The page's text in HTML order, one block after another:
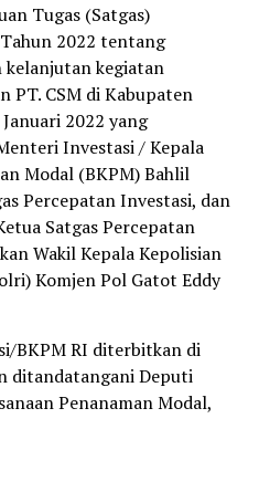
Tugas (Satgas)
2022 tentang
kelanjutan kegiatan
PT. CSM di Kabupaten
2022 yang
Investasi / Kepala
Modal (BKPM) Bahlil
Percepatan Investasi, dan
Satgas Percepatan
Wakil Kepala Kepolisian
Komjen Pol Gatot Eddy
BKPM RI diterbitkan di
ditandatangani Deputi
Penanaman Modal,